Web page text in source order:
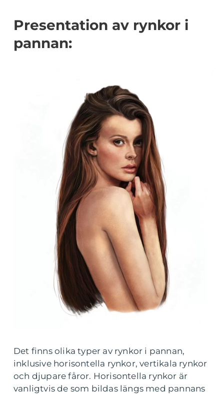
Presentation av rynkor i
pannan:
Det finns olika typer av rynkor i pannan,
inklusive horisontella rynkor, vertikala rynkor
och djupare fåror. Horisontella rynkor är
vanligtvis de som bildas längs med pannans